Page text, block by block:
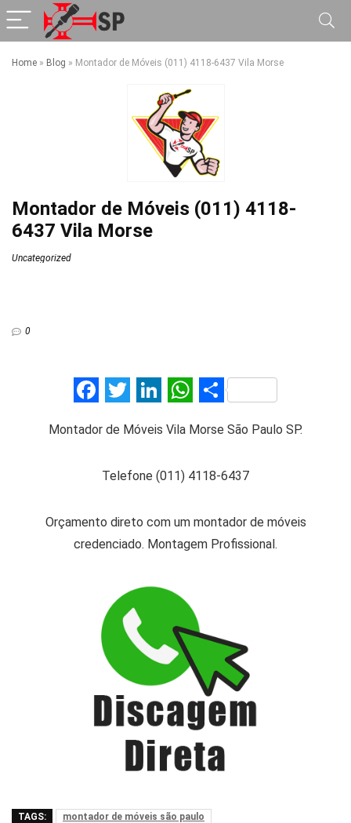
Home » Blog » Montador de Móveis (011) 4118-6437 Vila Morse
Montador de Móveis (011) 4118-
6437 Vila Morse
Uncategorized
0
F
ce
b
o
o
k
T
tt
er
Li
ke
dI
n
W
at
s
A
p
p
ar
e
Montador de Móveis Vila Morse São Paulo SP.
Telefone (011) 4118-6437
Orçamento direto com um montador de móveis
credenciado. Montagem Profissional.
TAGS:
montador de móveis são paulo